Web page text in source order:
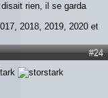
rien, il se garda
2018, 2019, 2020 et
#24